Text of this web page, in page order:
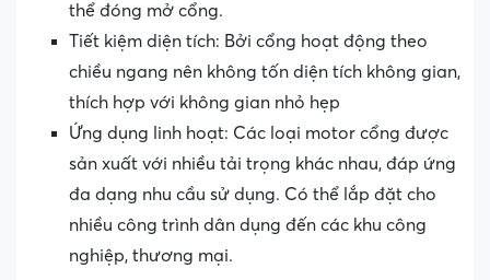
thể đóng mở cổng.
Tiết kiệm diện tích: Bởi cổng hoạt động theo
chiều ngang nên không tốn diện tích không gian,
thích hợp với không gian nhỏ hẹp
Ứng dụng linh hoạt: Các loại motor cổng được
sản xuất với nhiều tải trọng khác nhau, đáp ứng
đa dạng nhu cầu sử dụng. Có thể lắp đặt cho
nhiều công trình dân dụng đến các khu công
nghiệp, thương mại.